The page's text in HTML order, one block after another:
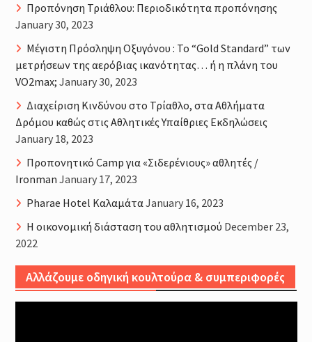
Προπόνηση Τριάθλου: Περιοδικότητα προπόνησης
January 30, 2023
Μέγιστη Πρόσληψη Οξυγόνου : Το “Gold Standard” των
μετρήσεων της αερόβιας ικανότητας… ή η πλάνη του
VO2max; January 30, 2023
Διαχείριση Κινδύνου στο Τρίαθλο, στα Αθλήματα
Δρόμου καθώς στις Αθλητικές Υπαίθριες Εκδηλώσεις
January 18, 2023
Προπονητικό Camp για «Σιδερένιους» αθλητές /
Ironman January 17, 2023
Pharae Hotel ΚαλαμάταJanuary 16, 2023
Η οικονομική διάσταση του αθλητισμού December 23,
2022
Αλλάζουμε οδηγική κουλτούρα & συμπεριφορές